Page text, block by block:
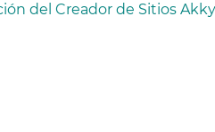
del Creador de Sitios Akky